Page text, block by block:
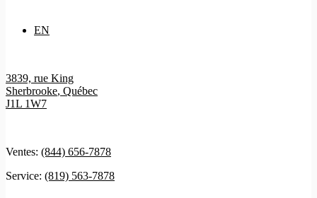
EN
3839, rue King
Sherbrooke, Québec
J1L 1W7
Ventes: (844) 656-7878
Service: (819) 563-7878